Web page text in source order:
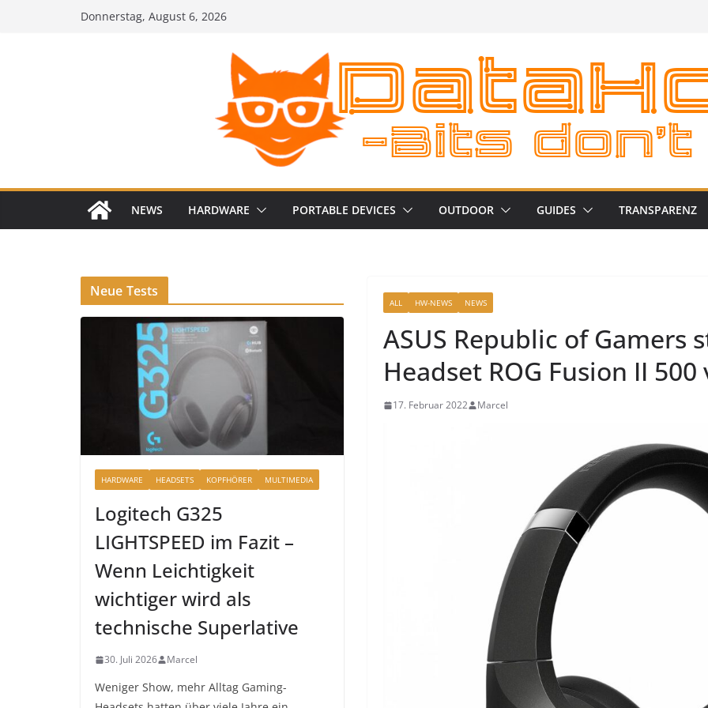
Donnerstag, August 6, 2026
NEWS HARDWARE PORTABLE DEVICES OUTDOOR GUIDES TRANSPARENZ
ALL HW-NEWS NEWS
ASUS Republic of Gamers
Headset ROG Fusion II 500
17. Februar 2022 Marcel
Neue Tests
HARDWARE HEADSETS KOPFHÖRER MULTIMEDIA
Logitech G325
LIGHTSPEED im Fazit –
Wenn Leichtigkeit
wichtiger wird als
technische Superlative
30. Juli 2026 Marcel
Weniger Show, mehr Alltag Gaming-